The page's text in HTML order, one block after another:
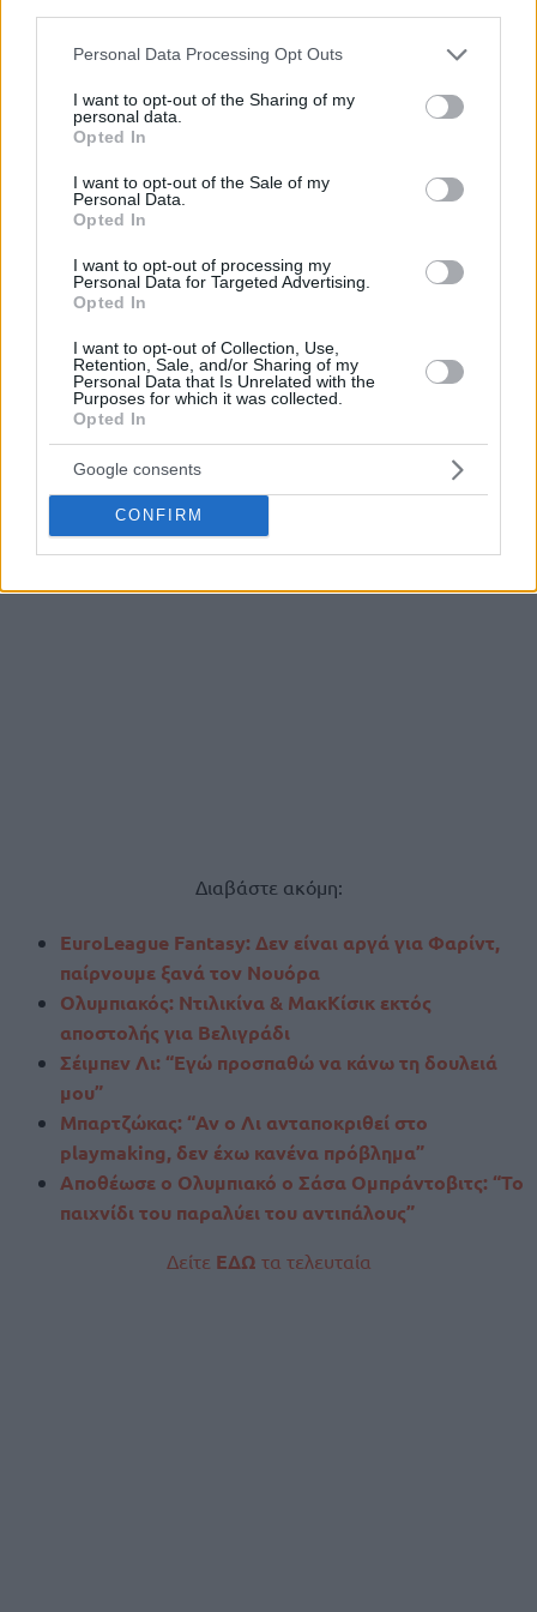
Please note that this website/app uses one or more Google
not limited to your visit or usage behaviour. You may click to
grant or deny consent to Google and its third-party tags to
use your data for below specified purposes in below Google
consent section.
Personal Data Processing Opt Outs
I want to opt-out of the Sharing of my
personal data.
Opted In
I want to opt-out of the Sale of my
Personal Data.
Opted In
I want to opt-out of processing my
Personal Data for Targeted Advertising.
Opted In
I want to opt-out of Collection, Use,
Retention, Sale, and/or Sharing of my
Personal Data that Is Unrelated with the
Purposes for which it was collected.
Opted In
Google consents
CONFIRM
που μπορούμε εμείς να κάνουμε”.
Διαβάστε ακόμη:
EuroLeague Fantasy: Δεν είναι αργά για Φαρίντ,
παίρνουμε ξανά τον Νουόρα
Ολυμπιακός: Ντιλικίνα & ΜακΚίσικ εκτός
αποστολής για Βελιγράδι
Σέιμπεν Λι: “Εγώ προσπαθώ να κάνω τη δουλειά
μου”
Μπαρτζώκας: “Αν ο Λι ανταποκριθεί στο
playmaking, δεν έχω κανένα πρόβλημα”
Αποθέωσε ο Ολυμπιακό ο Σάσα Ομπράντοβιτς: “Το
παιχνίδι του παραλύει του αντιπάλους”
Δείτε ΕΔΩ τα τελευταία